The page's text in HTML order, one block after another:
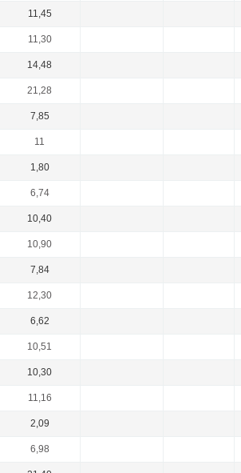
11,45
11,30
14,48
21,28
7,85
11
1,80
6,74
10,40
10,90
7,84
12,30
6,62
10,51
10,30
11,16
2,09
6,98